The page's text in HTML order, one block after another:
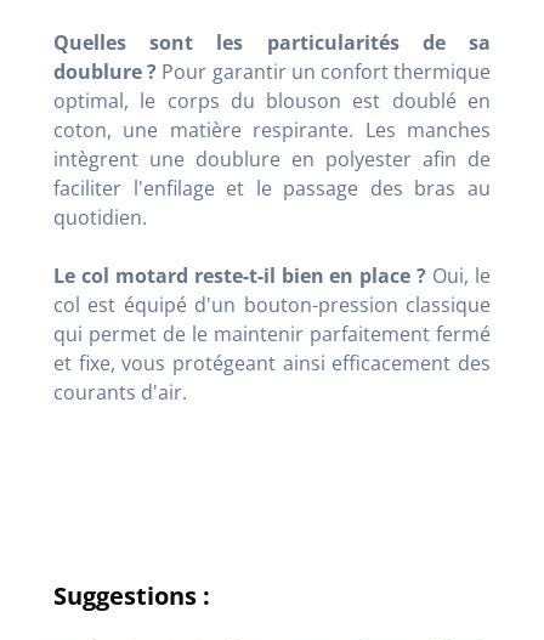
Quelles sont les particularités de sa
doublure ? Pour garantir un confort thermique
optimal, le corps du blouson est doublé en
coton, une matière respirante. Les manches
intègrent une doublure en polyester afin de
faciliter l'enfilage et le passage des bras au
quotidien.
Le col motard reste-t-il bien en place ? Oui, le
col est équipé d'un bouton-pression classique
qui permet de le maintenir parfaitement fermé
et fixe, vous protégeant ainsi efficacement des
courants d'air.
Suggestions :